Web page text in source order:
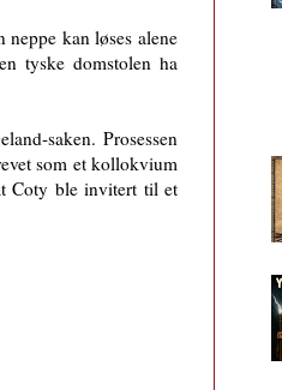
kan løses alene
tyske domstolen ha
saken. Prosessen
som et kollokvium
Coty ble invitert til et